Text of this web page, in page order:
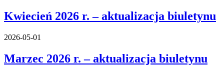
Kwiecień 2026 r. – aktualizacja biuletynu
2026-05-01
Marzec 2026 r. – aktualizacja biuletynu